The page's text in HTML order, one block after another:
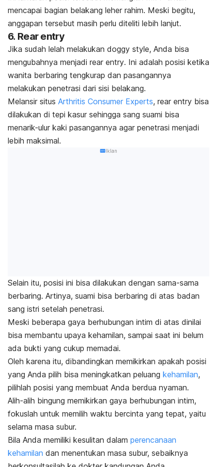
mencapai bagian belakang leher rahim. Meski begitu,
anggapan tersebut masih perlu diteliti lebih lanjut.
6. Rear entry
Jika sudah lelah melakukan doggy style, Anda bisa
mengubahnya menjadi rear entry. Ini adalah posisi ketika
wanita berbaring tengkurap dan pasangannya
melakukan penetrasi dari sisi belakang.
Melansir situs Arthritis Consumer Experts, rear entry bisa
dilakukan di tepi kasur sehingga sang suami bisa
menarik-ulur kaki pasangannya agar penetrasi menjadi
lebih maksimal.
Iklan
Selain itu, posisi ini bisa dilakukan dengan sama-sama
berbaring. Artinya, suami bisa berbaring di atas badan
sang istri setelah penetrasi.
Meski beberapa gaya berhubungan intim di atas dinilai
bisa membantu upaya kehamilan, sampai saat ini belum
ada bukti yang cukup memadai.
Oleh karena itu, dibandingkan memikirkan apakah posisi
yang Anda pilih bisa meningkatkan peluang kehamilan,
pilihlah posisi yang membuat Anda berdua nyaman.
Alih-alih bingung memikirkan gaya berhubungan intim,
fokuslah untuk memilih waktu bercinta yang tepat, yaitu
selama masa subur.
Bila Anda memiliki kesulitan dalam perencanaan
kehamilan dan menentukan masa subur, sebaiknya